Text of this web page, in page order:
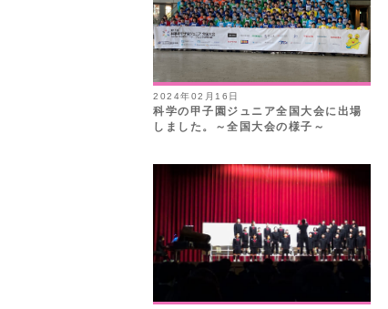
2024年02月16日
科学の甲子園ジュニア全国大会に出場
しました。～全国大会の様子～